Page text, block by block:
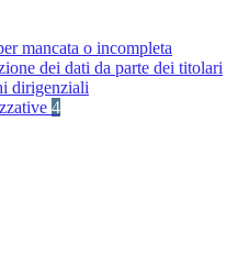
mancata o incompleta
dei dati da parte dei titolari
dirigenziali
4